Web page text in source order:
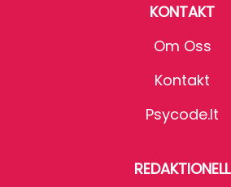
KONTAKT
Om Oss
Kontakt
Psycode.it
REDAKTIONELL